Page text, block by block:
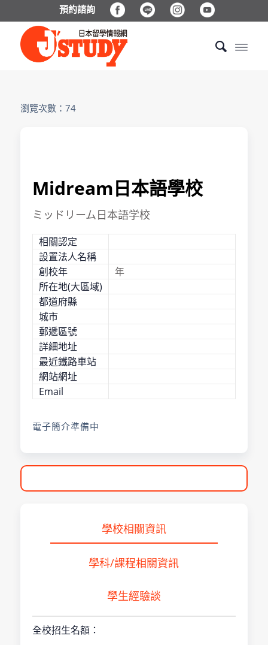
預約諮詢
瀏覽次數：74
Midream日本語學校
ミッドリーム日本語学校
相關認定
設置法人名稱
創校年
年
所在地(大區域)
都道府縣
城市
郵遞區號
詳細地址
最近鐵路車站
網站網址
Email
電子簡介準備中
學校相關資訊
學科/課程相關資訊
學生經驗談
全校招生名額：